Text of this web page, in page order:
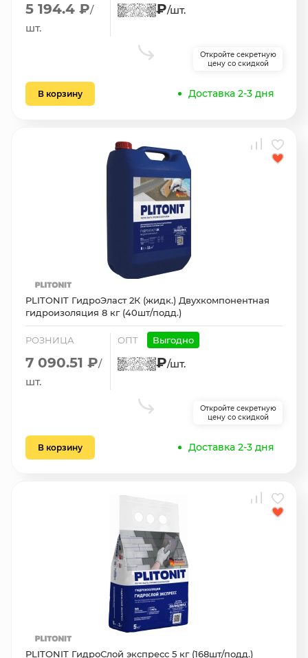
5 194.4 ₽/
шт.
₽/шт.
Откройте секретную
цену со скидкой
В корзину Доставка 2-3 дня
PLITONIT ГидроЭласт 2К (жидк.) Двухкомпонентная
гидроизоляция 8 кг (40шт/подд.)
РОЗНИЦА
7 090.51 ₽/
шт.
ОПТ Выгодно
₽/шт.
Откройте секретную
цену со скидкой
В корзину Доставка 2-3 дня
PLITONIT ГидроСлой экспресс 5 кг (168шт/подд.)